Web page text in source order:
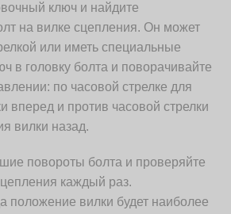
ключ и найдите
на вилке сцепления. Он может
или иметь специальные
в головку болта и поворачивайте
по часовой стрелке для
вперед и против часовой стрелки
вилки назад.
повороты болта и проверяйте
каждый раз.
положение вилки будет наиболее